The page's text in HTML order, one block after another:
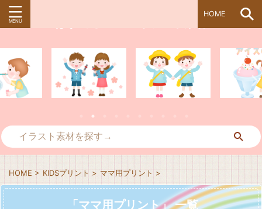
HOME
HOME > KIDSプリント > ママ用プリント >
「ママ用プリント」 一覧